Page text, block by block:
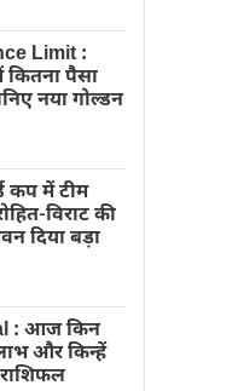
Limit :
पैसा
नया गोल्डन
कप में टीम
विराट की
दिया बड़ा
: आज किन
और किन्हें